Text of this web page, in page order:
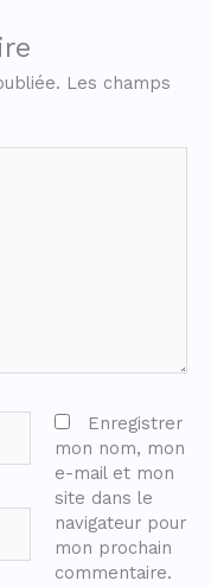
Les champs
Enregistrer
mon nom, mon
e-mail et mon
site dans le
navigateur pour
mon prochain
commentaire.